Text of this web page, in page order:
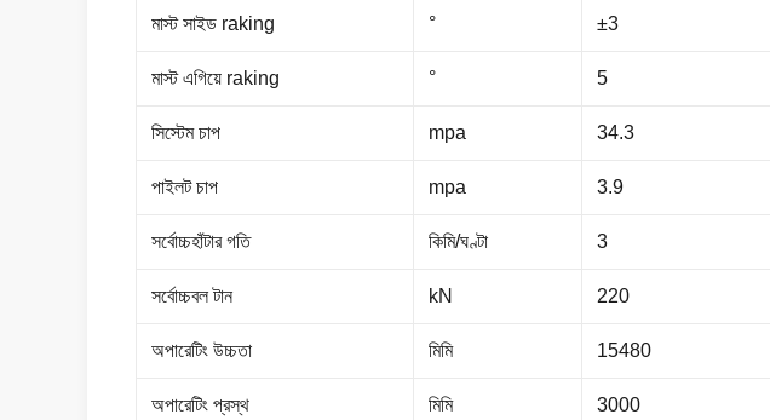
মাস্ট সাইড raking ° ±3
মাস্ট এগিয়ে raking ° 5
সিস্টেম চাপ mpa 34.3
পাইলট চাপ mpa 3.9
সর্বোচ্চহাঁটার গতি কিমি/ঘণ্টা 3
সর্বোচ্চবল টান kN 220
অপারেটিং উচ্চতা মিমি 15480
অপারেটিং প্রস্থ মিমি 3000